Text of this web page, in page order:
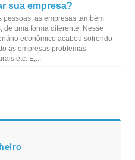
sua empresa?
pessoas, as empresas também
de uma forma diferente. Nesse
econômico acabou sofrendo
às empresas problemas
etc. E,...